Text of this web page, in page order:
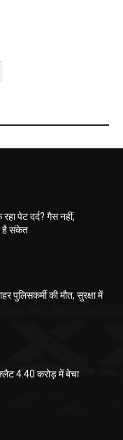
पेट दर्द? गैस नहीं,
है संकेत
पुलिसकर्मी की मौत, सुरक्षा में
फ्लैट 4.40 करोड़ में बेचा